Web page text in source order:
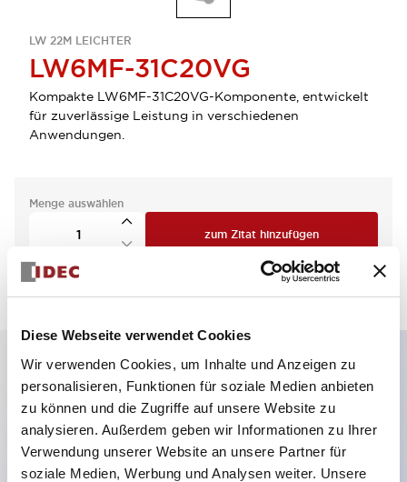
Diese Webseite verwendet Cookies
Wir verwenden Cookies, um Inhalte und Anzeigen zu
personalisieren, Funktionen für soziale Medien anbieten
zu können und die Zugriffe auf unsere Website zu
analysieren. Außerdem geben wir Informationen zu Ihrer
Verwendung unserer Website an unsere Partner für
soziale Medien, Werbung und Analysen weiter. Unsere
LW 22M LEICHTER
LW6MF-31C20VG
Kompakte LW6MF-31C20VG-Komponente, entwickelt
für zuverlässige Leistung in verschiedenen
Anwendungen.
Menge auswählen
zum Zitat hinzufügen
Hauptmerkmale
Eine dichte Montage in Gruppen ist möglich, und
das An- und Abstecken der Kontakt-Einheit ist